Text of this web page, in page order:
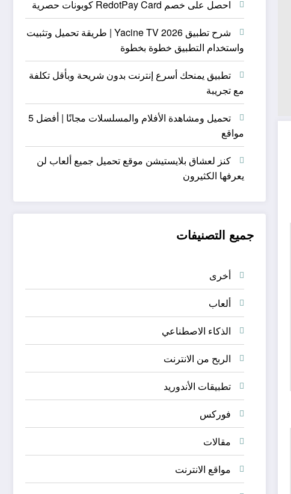
احصل على خصم RedotPay Card كوبونات حصرية
شرح تطبيق Yacine TV 2026 | طريقة تحميل وتثبيت
واستخدام التطبيق خطوة بخطوة
تطبيق يمنحك أسرع إنترنت بدون شريحة وبأقل تكلفة
مع تجريبة
تحميل ومشاهدة الأفلام والمسلسلات مجانًا | أفضل 5
مواقع
كنز لعشاق بلايستيشن موقع تحميل جميع ألعاب لن
يعرفها الكثيرون
جميع التصنيفات
أخرى
ألعاب
الذكاء الاصطناعي
الربح من الانترنت
تطبيقات الأندوريد
فوركس
مقالات
مواقع الانترنت